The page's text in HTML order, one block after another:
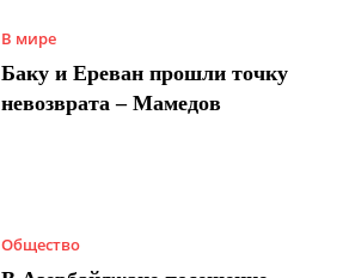
В мире
Баку и Ереван прошли точку
невозврата – Мамедов
Общество